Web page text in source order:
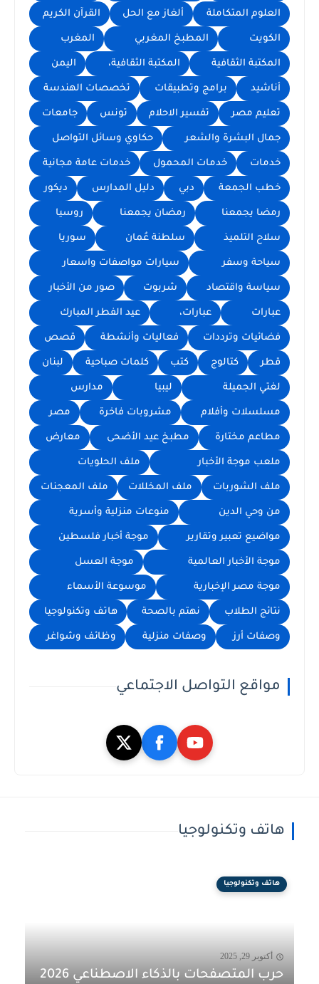
العلوم المتكاملة ألغاز مع الحل القرآن الكريم
الكويت المطبخ المغربي المغرب
المكتبة الثقافية المكتبة الثقافية، اليمن
أناشيد برامج وتطبيقات تخصصات الهندسة
تعليم مصر تفسير الاحلام تونس جامعات
جمال البشرة والشعر حكاوي وسائل التواصل
خدمات خدمات المحمول خدمات عامة مجانية
خطب الجمعة دبي دليل المدارس ديكور
رمضا يجمعنا رمضان يجمعنا روسيا
سلاح التلميذ سلطنة عُمان سوريا
سياحة وسفر سيارات مواصفات واسعار
سياسة واقتصاد شربوت صور من الأخبار
عبارات عبارات، عيد الفطر المبارك
فضائيات وترددات فعاليات وأنشطة قصص
قطر كتالوج كتب كلمات صباحية لبنان
لغتي الجميلة ليبيا مدارس
مسلسلات وأفلام مشروبات فاخرة مصر
مطاعم مختارة مطبخ عيد الأضحى معارض
ملعب موجة الأخبار ملف الحلويات
ملف الشوربات ملف المخللات ملف المعجنات
من وحي الدين منوعات منزلية وأسرية
مواضيع تعبير وتقارير موجة أخبار فلسطين
موجة الأخبار العالمية موجة العسل
موجة مصر الإخبارية موسوعة الأسماء
نتائج الطلاب نهتم بالصحة هاتف وتكنولوجيا
وصفات أرز وصفات منزلية وظائف وشواغر
مواقع التواصل الاجتماعي
هاتف وتكنولوجيا
هاتف وتكنولوجيا
أكتوبر 29, 2025
حرب المتصفحات بالذكاء الاصطناعي 2026